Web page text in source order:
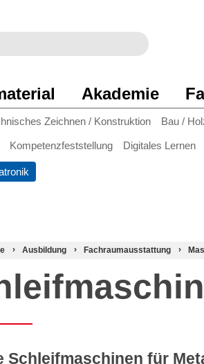
Zeichnen / Konstruktion Bau /
Kompetenzfeststellung Digitales Lernen
Akademie
Ausbildung Fachraumausstattung
Schleifmaschinen für